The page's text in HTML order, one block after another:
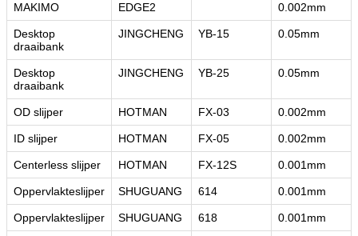
MAKIMO EDGE2 0.002mm
Desktop
draaibank
JINGCHENG YB-15 0.05mm
Desktop
draaibank
JINGCHENG YB-25 0.05mm
OD slijper HOTMAN FX-03 0.002mm
ID slijper HOTMAN FX-05 0.002mm
Centerless slijper HOTMAN FX-12S 0.001mm
Oppervlakteslijper SHUGUANG 614 0.001mm
Oppervlakteslijper SHUGUANG 618 0.001mm